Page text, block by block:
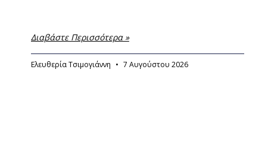
Διαβάστε Περισσότερα »
Ελευθερία Τσιμογιάννη 7 Αυγούστου 2026